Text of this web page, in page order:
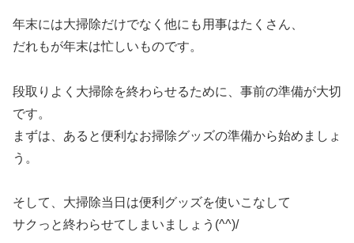
年末には大掃除だけでなく他にも用事はたくさん、
だれもが年末は忙しいものです。
段取りよく大掃除を終わらせるために、事前の準備が大切
です。
まずは、あると便利なお掃除グッズの準備から始めましょ
う。
そして、大掃除当日は便利グッズを使いこなして
サクっと終わらせてしまいましょう(^^)/